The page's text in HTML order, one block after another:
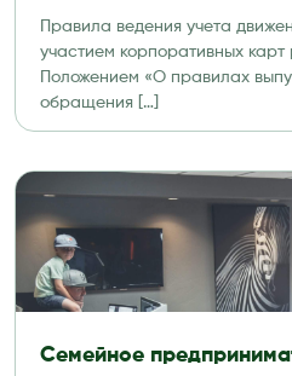
Правила ведения учета
участием корпоративных карт
Положением «О правилах
обращения […]
Семейное